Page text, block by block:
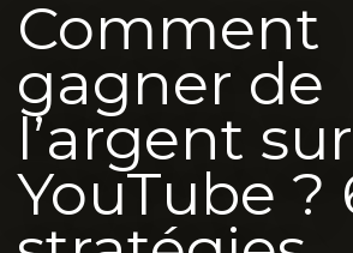
Comment
gagner de
l’argent sur
YouTube ?